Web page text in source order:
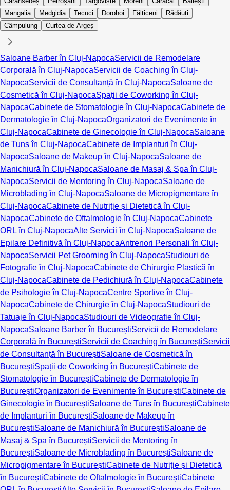
Mangalia
Medgidia Tecuci Dorohoi Fălticeni
Rădăuți
Câmpulung
Curtea de Argeș
Saloane Barber în Cluj-NapocaServicii de Remodelare
Corporală în Cluj-NapocaServicii de Coaching în Cluj-
NapocaServicii de Consultanță în Cluj-NapocaSaloane de
Cosmetică în Cluj-NapocaSpații de Coworking în Cluj-
NapocaCabinete de Stomatologie în Cluj-NapocaCabinete de
Dermatologie în Cluj-NapocaOrganizatori de Evenimente în
Cluj-NapocaCabinete de Ginecologie în Cluj-NapocaSaloane
de Tuns în Cluj-NapocaCabinete de Implanturi în Cluj-
NapocaSaloane de Makeup în Cluj-NapocaSaloane de
Manichiură în Cluj-NapocaSaloane de Masaj & Spa în Cluj-
NapocaServicii de Mentoring în Cluj-NapocaSaloane de
Microblading în Cluj-NapocaSaloane de Micropigmentare în
Cluj-NapocaCabinete de Nutriție și Dietetică în Cluj-
NapocaCabinete de Oftalmologie în Cluj-NapocaCabinete
ORL în Cluj-NapocaAlte Servicii în Cluj-NapocaSaloane de
Epilare Definitivă în Cluj-NapocaAntrenori Personali în Cluj-
NapocaServicii Pet Grooming în Cluj-NapocaStudiouri de
Fotografie în Cluj-NapocaCabinete de Chirurgie Plastică în
Cluj-NapocaCabinete de Pedichiură în Cluj-NapocaCabinete
de Psihologie în Cluj-NapocaCentre Sportive în Cluj-
NapocaCabinete de Chirurgie în Cluj-NapocaStudiouri de
Tatuaje în Cluj-NapocaStudiouri de Videografie în Cluj-
NapocaSaloane Barber în BucureștiServicii de Remodelare
Corporală în BucureștiServicii de Coaching în BucureștiServicii
de Consultanță în BucureștiSaloane de Cosmetică în
BucureștiSpații de Coworking în BucureștiCabinete de
Stomatologie în BucureștiCabinete de Dermatologie în
BucureștiOrganizatori de Evenimente în BucureștiCabinete de
Ginecologie în BucureștiSaloane de Tuns în BucureștiCabinete
de Implanturi în BucureștiSaloane de Makeup în
BucureștiSaloane de Manichiură în BucureștiSaloane de
Masaj & Spa în BucureștiServicii de Mentoring în
BucureștiSaloane de Microblading în BucureștiSaloane de
Micropigmentare în BucureștiCabinete de Nutriție și Dietetică
în BucureștiCabinete de Oftalmologie în BucureștiCabinete